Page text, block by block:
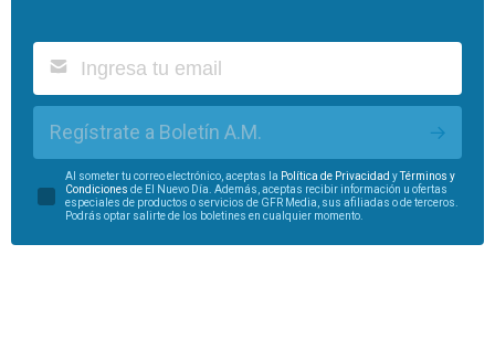
Regístrate a Boletín A.M.
Al someter tu correo electrónico, aceptas la Política de Privacidad y
Términos y
Condiciones de El Nuevo Día. Además, aceptas recibir información u ofertas
especiales de productos o servicios de GFR Media, sus afiliadas o de terceros.
Podrás optar salirte de los boletines en cualquier momento.